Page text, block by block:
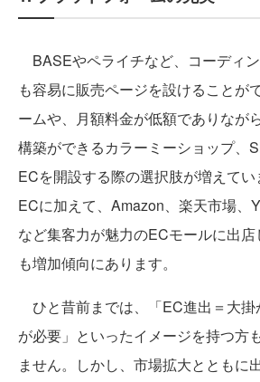
BASEやペライチなど、コーディ
も容易に販売ページを設けることが
ームや、月額料金が低額でありなが
構築ができるカラーミーショップ、
ECを開設する際の選択肢が増えて
ECに加えて、Amazon、楽天市場、
など集客力が魅力のECモールに出
も増加傾向にあります。
ひと昔前までは、「EC進出＝大掛
が必要」といったイメージを持つ方
ません。しかし、市場拡大とともに